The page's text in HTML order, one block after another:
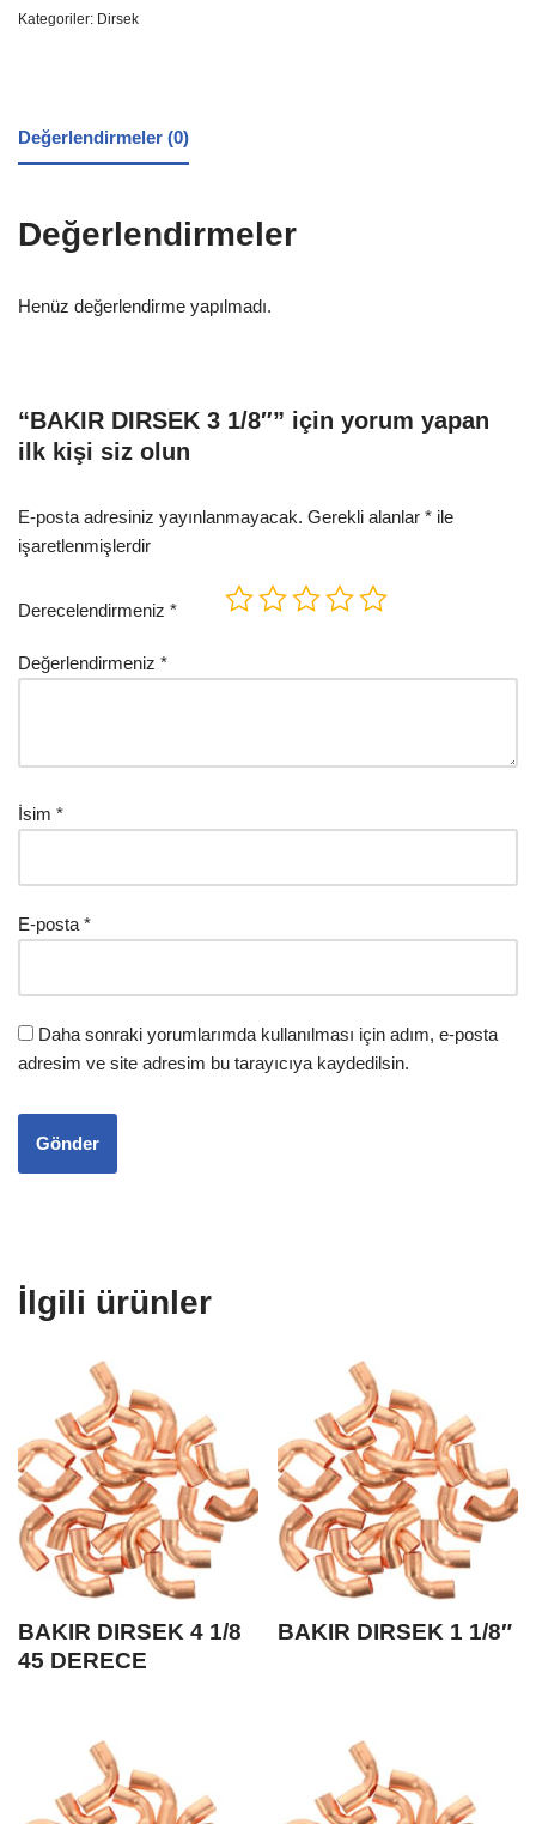
Kategoriler: Dirsek
Değerlendirmeler (0)
Değerlendirmeler
Henüz değerlendirme yapılmadı.
“BAKIR DIRSEK 3 1/8″” için yorum yapan
ilk kişi siz olun
E-posta adresiniz yayınlanmayacak. Gerekli alanlar * ile
işaretlenmişlerdir
Derecelendirmeniz *
Değerlendirmeniz *
İsim *
E-posta *
Daha sonraki yorumlarımda kullanılması için adım, e-posta
adresim ve site adresim bu tarayıcıya kaydedilsin.
İlgili ürünler
BAKIR DIRSEK 4 1/8
45 DERECE
BAKIR DIRSEK 1 1/8″